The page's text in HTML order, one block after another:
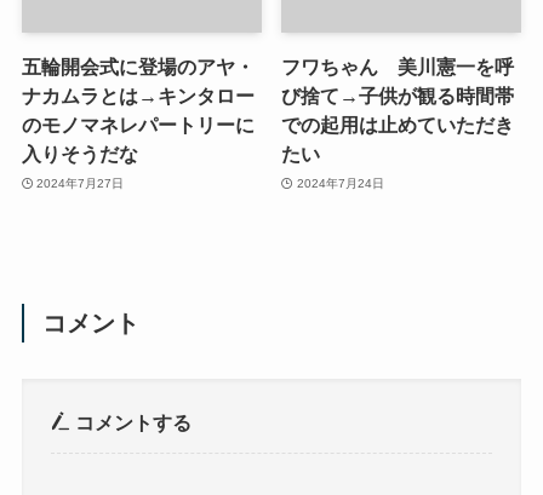
五輪開会式に登場のアヤ・
ナカムラとは→キンタロー
のモノマネレパートリーに
入りそうだな
2024年7月27日
フワちゃん 美川憲一を呼
び捨て→子供が観る時間帯
での起用は止めていただき
たい
2024年7月24日
コメント
コメントする